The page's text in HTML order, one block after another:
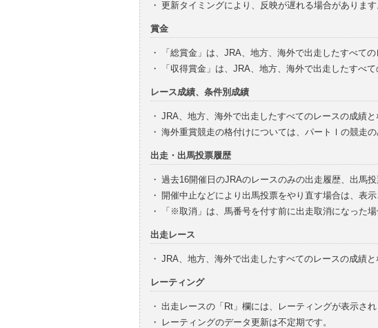
・ 更新タイミングにより、反映が遅れる場合があります
賞金
・
「総賞金」は、JRA、地方、海外で出走したすべて
・
「収得賞金」は、JRA、地方、海外で出走したすべ
レース成績、条件別成績
・ JRA、地方、海外で出走したすべてのレースの成績
・ 海外重賞競走の格付けについては、パートⅠの競走の
出走・出馬投票履歴
・ 過去16開催日のJRAのレースのみの出走履歴、出馬投
・ 開催中止などにより出馬投票をやり直す場合は、表示
・
「※取消」は、馬番号を付す前に出走取消になった場
出走レース
・ JRA、地方、海外で出走したすべてのレースの成績
レーティング
・ 出走レースの「Rt」欄には、レーティングが表示され
・
レーティングのデータ更新は不定期です。